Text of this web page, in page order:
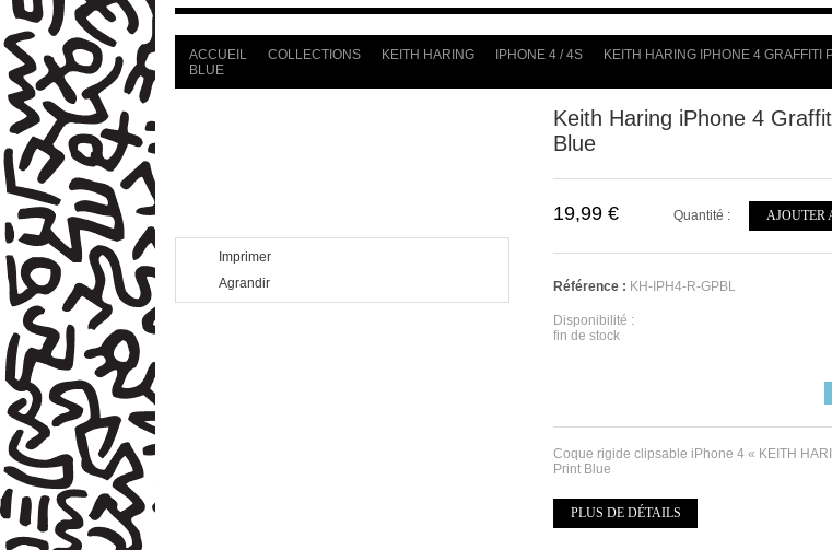
ACCUEIL COLLECTIONS KEITH HARING IPHONE 4 / 4S
KEITH HARING IPHONE 4 GRAFFITI
BLUE
Imprimer
Agrandir
Keith Haring iPhone 4
Blue
19,99 € AJOUTER
Quantité :
Référence : KH-IPH4-R-GPBL
Disponibilité :
fin de stock
Coque rigide clipsable iPhone 4 « KEITH
Print Blue
PLUS DE DÉTAILS